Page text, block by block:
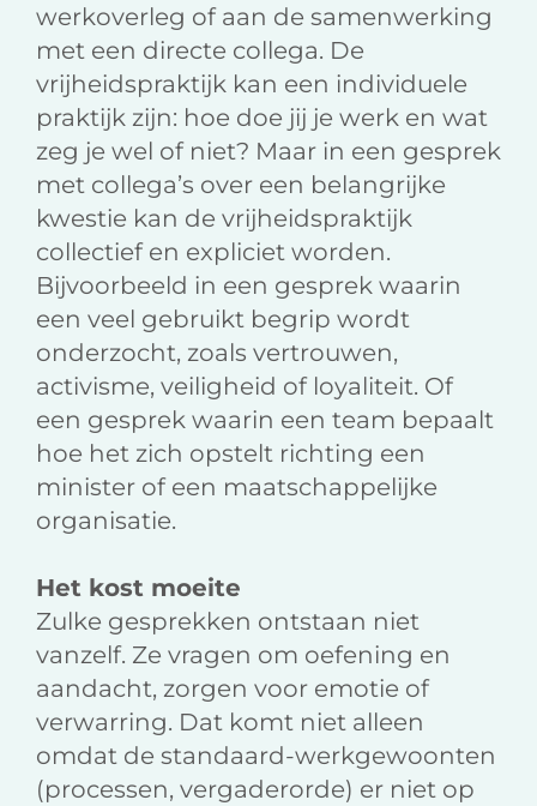
werkoverleg of aan de samenwerking
met een directe collega. De
vrijheidspraktijk kan een individuele
praktijk zijn: hoe doe jij je werk en wat
zeg je wel of niet? Maar in een gesprek
met collega’s over een belangrijke
kwestie kan de vrijheidspraktijk
collectief en expliciet worden.
Bijvoorbeeld in een gesprek waarin
een veel gebruikt begrip wordt
onderzocht, zoals vertrouwen,
activisme, veiligheid of loyaliteit. Of
een gesprek waarin een team bepaalt
hoe het zich opstelt richting een
minister of een maatschappelijke
organisatie.
Het kost moeite
Zulke gesprekken ontstaan niet
vanzelf. Ze vragen om oefening en
aandacht, zorgen voor emotie of
verwarring. Dat komt niet alleen
omdat de standaard-werkgewoonten
(processen, vergaderorde) er niet op